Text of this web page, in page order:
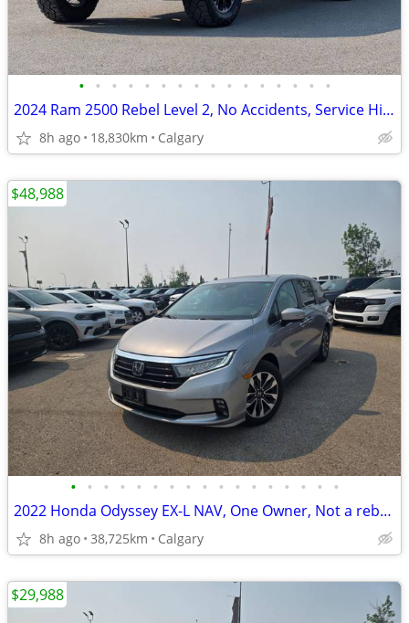
• • • • • • • • • • • • • • • •
2024 Ram 2500 Rebel Level 2, No Accidents, Service History #11160
8h ago 18,830km Calgary
• • • • • • • • • • • • • • • • •
2022 Honda Odyssey EX-L NAV, One Owner, Not a rebuild, #11158
8h ago 38,725km Calgary
$48,988
$29,988